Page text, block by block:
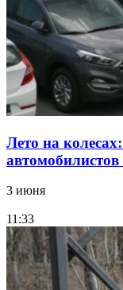
Лето на
3 июня
11:33